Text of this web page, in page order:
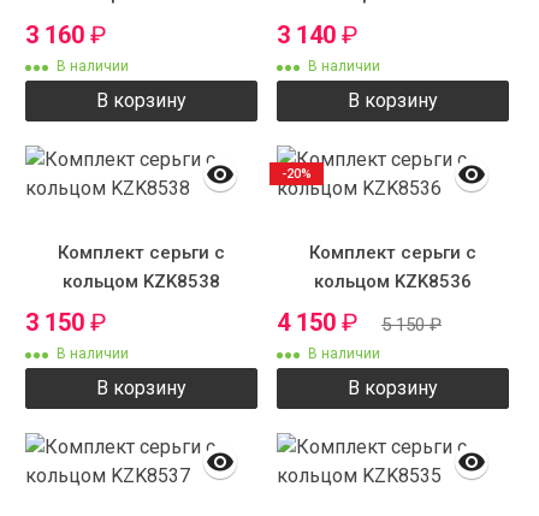
3 160 ₽
В наличии
В корзину
3 140 ₽
В наличии
В корзину
Комплект серьги с
кольцом KZK8538
3 150 ₽
В наличии
В корзину
Комплект серьги с
кольцом KZK8536
4 150 ₽ 5 150₽
В наличии
В корзину
-20%